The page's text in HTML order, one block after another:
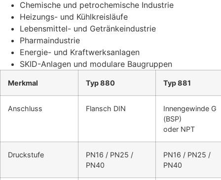
Chemische und petrochemische Industrie
Heizungs- und Kühlkreisläufe
Lebensmittel- und Getränkeindustrie
Pharmaindustrie
Energie- und Kraftwerksanlagen
SKID-Anlagen und modulare Baugruppen
Merkmal Typ 880 Typ 881
Anschluss Flansch DIN
Innengewinde G
(BSP)
oder NPT
Druckstufe
PN16 / PN25 /
PN40
PN16 / PN25 /
PN40